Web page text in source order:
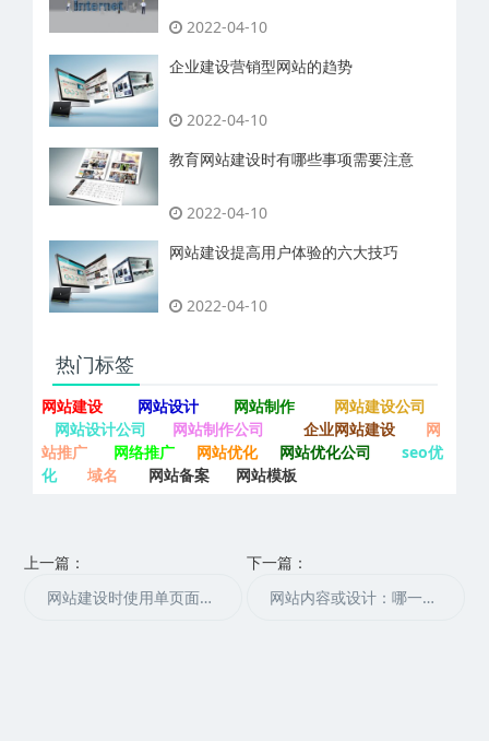
2022-04-10
企业建设营销型网站的趋势
2022-04-10
教育网站建设时有哪些事项需要注意
2022-04-10
网站建设提高用户体验的六大技巧
2022-04-10
热门标签
网站建设 网站设计 网站制作
网站建设公司
网站设计公司
网站制作公司 企业网站建设
网
站推广
网络推广 网站优化 网站优化公司
seo优
化
域名 网站备案 网站模板
上一篇：
网站建设时使用单页面和多页面设计的优缺点
下一篇：
网站内容或设计：哪一个优先？